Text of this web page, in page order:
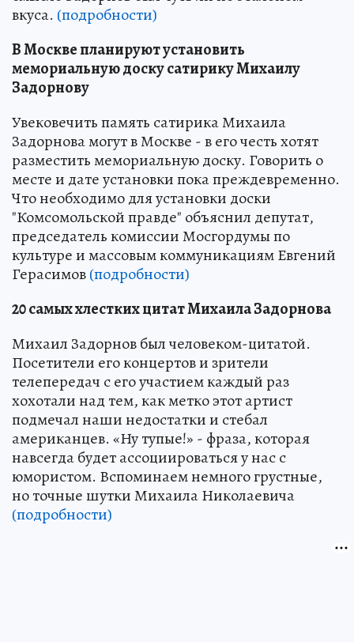
вкуса. (подробности)
В Москве планируют установить
мемориальную доску сатирику Михаилу
Задорнову
Увековечить память сатирика Михаила
Задорнова могут в Москве - в его честь хотят
разместить мемориальную доску. Говорить о
месте и дате установки пока преждевременно.
Что необходимо для установки доски
"Комсомольской правде" объяснил депутат,
председатель комиссии Мосгордумы по
культуре и массовым коммуникациям Евгений
Герасимов(подробности)
20 самых хлестких цитат Михаила Задорнова
Михаил Задорнов был человеком-цитатой.
Посетители его концертов и зрители
телепередач с его участием каждый раз
хохотали над тем, как метко этот артист
подмечал наши недостатки и стебал
американцев. «Ну тупые!» - фраза, которая
навсегда будет ассоциироваться у нас с
юмористом. Вспоминаем немного грустные,
но точные шутки Михаила Николаевича
(подробности)